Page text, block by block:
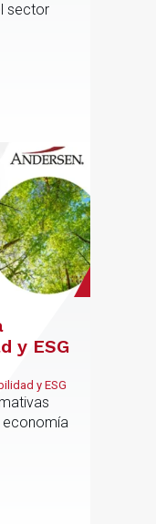
sector
y ESG
y ESG
economía